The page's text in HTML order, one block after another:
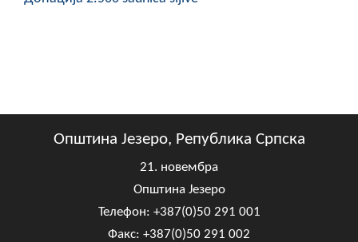
Општина Језеро, Република Српска
21. новембра
Општина Језеро
Телефон: +387(0)50 291 001
Факс: +387(0)50 291 002